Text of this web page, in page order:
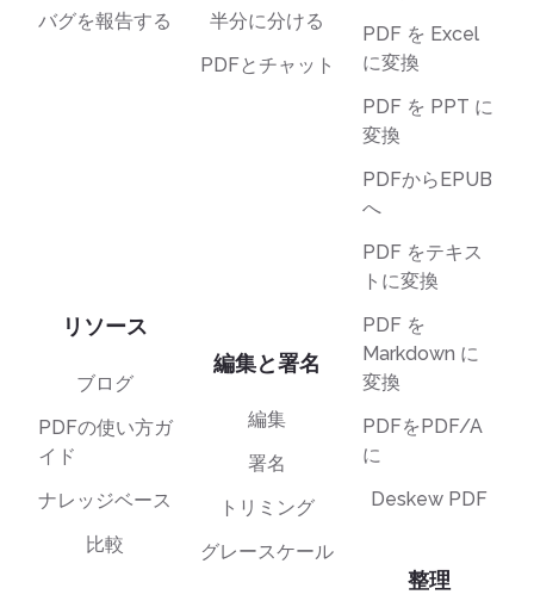
バグを報告する
リソース
ブログ
PDFの使い方ガ
イド
ナレッジベース
比較
半分に分ける
PDFとチャット
編集と署名
編集
署名
トリミング
グレースケール
PDF を Excel
に変換
PDF を PPT に
変換
PDFからEPUB
へ
PDF をテキス
トに変換
PDF を
Markdown に
変換
PDFをPDF/A
に
Deskew PDF
整理